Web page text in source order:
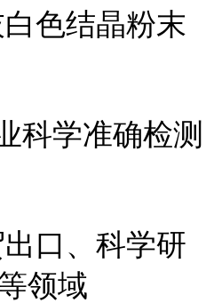
色结晶粉末
科学准确检测
口、科学研
领域